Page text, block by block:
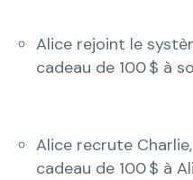
Alice rejoint le
cadeau de 100 $ à
Alice recrute
cadeau de 100 $ à